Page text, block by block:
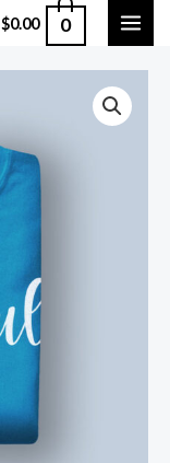
$0.00 0